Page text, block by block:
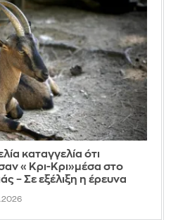
καταγγελία ότι
«Κρι-Κρι»μέσα στο
– Σε εξέλιξη η έρευνα